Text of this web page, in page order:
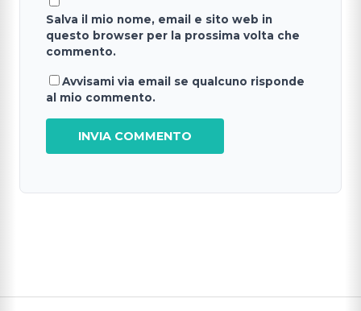
Salva il mio nome, email e sito web in
questo browser per la prossima volta che
commento.
Avvisami via email se qualcuno risponde
al mio commento.